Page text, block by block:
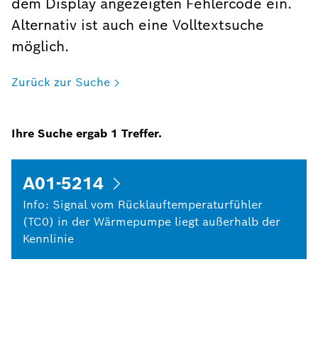
Alternativ ist auch eine Volltextsuche
möglich.
Zurück zur Suche
Ihre Suche ergab 1 Treffer.
A01-5214
Info: Signal vom Rücklauftemperaturfühler
(TC0) in der Wärmepumpe liegt außerhalb der
Kennlinie